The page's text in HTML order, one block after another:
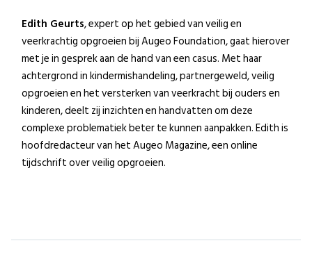
Edith Geurts, expert op het gebied van veilig en
veerkrachtig opgroeien bij Augeo Foundation, gaat hierover
met je in gesprek aan de hand van een casus. Met haar
achtergrond in kindermishandeling, partnergeweld, veilig
opgroeien en het versterken van veerkracht bij ouders en
kinderen, deelt zij inzichten en handvatten om deze
complexe problematiek beter te kunnen aanpakken. Edith is
hoofdredacteur van het Augeo Magazine, een online
tijdschrift over veilig opgroeien.